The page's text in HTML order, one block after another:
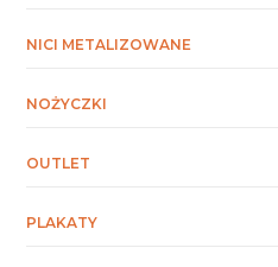
NICI METALIZOWANE
NOŻYCZKI
OUTLET
PLAKATY